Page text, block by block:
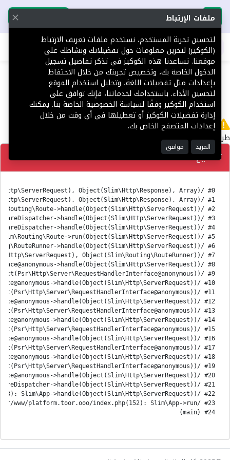
تحميل التطبيق تحميل التطبيق
اطلب عقارك
404 لا يوجد
طريق 'ar/Platform' غير معثور عليه.
تصحيح
#24 {main}
ملفات الإرتباط
لتحسين تجربة المستخدم، نستخدم ملفات تعريف الارتباط
(الكوكيز) لتخزين معلومات حول تفضيلاتك ونشاطك على
موقعنا. تساعدنا هذه الكوكيز في تذكر تفاصيل تسجيل
الدخول الخاصة بك، وتخصيص تجربتك من خلال الاحتفاظ
بإعدادات مثل تفضيلات اللغة، وتحليل استخدام الموقع
لتحسين الأداء. باستخدامك لخدماتنا، فإنك توافق على
استخدام الكوكيز وفقًا لسياسة الخصوصية الخاصة بنا. يمكنك
إدارة تفضيلات الكوكيز أو تعطيلها في أي وقت من خلال
إعدادات المتصفح الخاص بك.
المزيد موافق